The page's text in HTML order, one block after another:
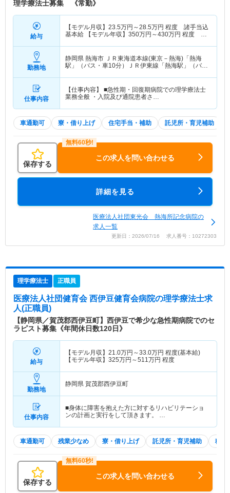
理学療法士募集 《常勤》
給与
【モデル月収】 23.5万円～28.5万円 程度 諸手当込
基本給 【モデル年収】 350万円～430万円 程度 賞
勤務地
静岡県 熱海市 ＪＲ東海道本線(東京－熱海)「熱海
駅」（バス・車10分）ＪＲ伊東線「熱海駅」（バ
仕事内容
【仕事内容】 ■急性期・回復期病院での理学療法士
業務全般 ・入院及び通院患者さ…
車通勤可 寮・借り上げ 住宅手当・補助 託児所・育児補助
保存する
この求人を問い合わせる
詳細を見る
医療法人社団東光会 熱海所記念病院の
求人一覧
更新日：2026/07/16 求人番号：10272303
理学療法士 正職員
医療法人社団健育会 西伊豆健育会病院の理学療法士求
人(正職員)
【静岡県／賀茂郡西伊豆町】西伊豆で希少な急性期病院でのセ
ラピスト募集《年間休日数120日》
給与
【モデル月収】 21.0万円～33.0万円 程度(基本給)
【モデル年収】 325万円～511万円 程度
勤務地
静岡県 賀茂郡西伊豆町
仕事内容
■身体に障害を抱えた方に対するリハビリテーショ
ンの計画と実行をして頂きます。 …
車通勤可 残業少なめ 寮・借り上げ 託児所・育児補助 積極
保存する
この求人を問い合わせる